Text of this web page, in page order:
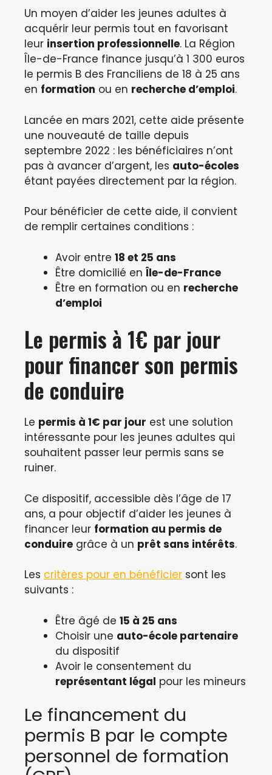
Un moyen d’aider les jeunes adultes à
acquérir leur permis tout en favorisant
leur insertion professionnelle. La Région
Île-de-France finance jusqu’à 1 300 euros
le permis B des Franciliens de 18 à 25 ans
en formation ou en recherche d’emploi.
Lancée en mars 2021, cette aide présente
une nouveauté de taille depuis
septembre 2022 : les bénéficiaires n’ont
pas à avancer d’argent, les auto-écoles
étant payées directement par la région.
Pour bénéficier de cette aide, il convient
de remplir certaines conditions :
Avoir entre 18 et 25 ans
Être domicilié en Île-de-France
Être en formation ou en recherche
d’emploi
Le permis à 1€ par jour
pour financer son permis
de conduire
Le permis à 1€ par jour est une solution
intéressante pour les jeunes adultes qui
souhaitent passer leur permis sans se
ruiner.
Ce dispositif, accessible dès l’âge de 17
ans, a pour objectif d’aider les jeunes à
financer leur formation au permis de
conduire grâce à un prêt sans intérêts.
Les critères pour en bénéficier sont les
suivants :
Être âgé de 15 à 25 ans
Choisir une auto-école partenaire
du dispositif
Avoir le consentement du
représentant légal pour les mineurs
Le financement du
permis B par le compte
personnel de formation